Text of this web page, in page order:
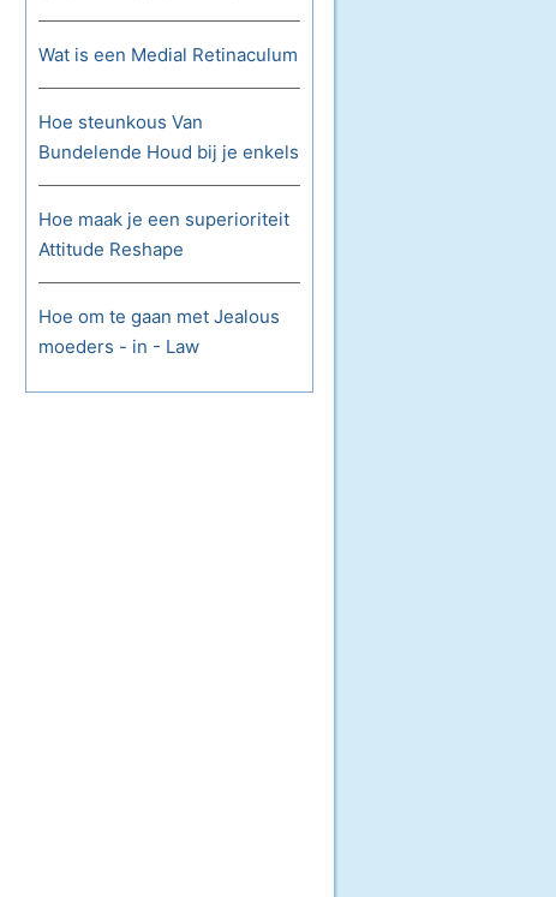
Wat is een Medial Retinaculum
Hoe steunkous Van
Bundelende Houd bij je enkels
Hoe maak je een superioriteit
Attitude Reshape
Hoe om te gaan met Jealous
moeders - in - Law